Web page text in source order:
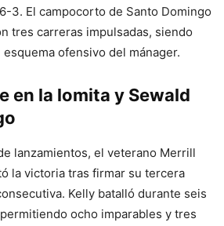
3. El campocorto de Santo Domingo
tres carreras impulsadas, siendo
ofensivo del mánager.
en la lomita y Sewald
lanzamientos, el veterano Merrill
la victoria tras firmar su tercera
Kelly batalló durante seis
ocho imparables y tres